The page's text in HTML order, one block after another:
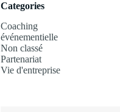
Categories
Coaching
événementielle
Non classé
Partenariat
Vie d'entreprise